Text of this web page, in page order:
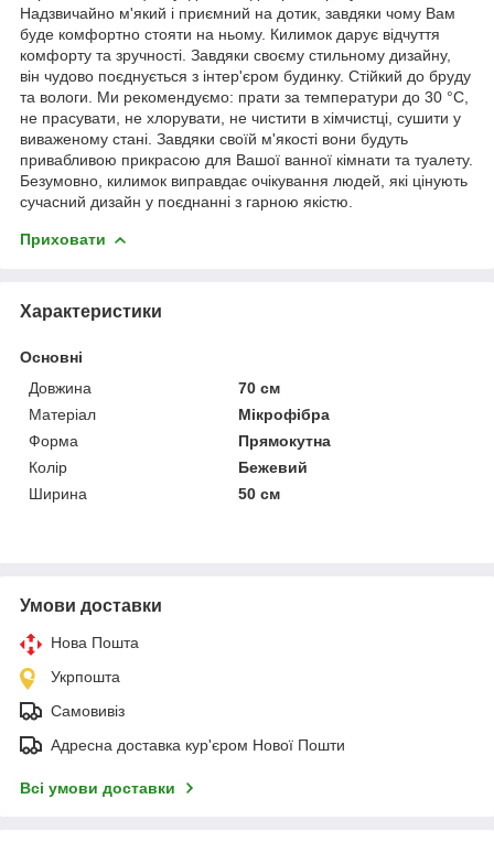
Надзвичайно м'який і приємний на дотик, завдяки чому Вам
буде комфортно стояти на ньому. Килимок дарує відчуття
комфорту та зручності. Завдяки своєму стильному дизайну,
він чудово поєднується з інтер'єром будинку. Стійкий до бруду
та вологи. Ми рекомендуємо: прати за температури до 30 °C,
не прасувати, не хлорувати, не чистити в хімчистці, сушити у
виваженому стані. Завдяки своїй м'якості вони будуть
привабливою прикрасою для Вашої ванної кімнати та туалету.
Безумовно, килимок виправдає очікування людей, які цінують
сучасний дизайн у поєднанні з гарною якістю.
Приховати
Характеристики
Основні
Довжина
70 см
Матеріал
Мікрофібра
Форма
Прямокутна
Колір
Бежевий
Ширина
50 см
Умови доставки
Нова Пошта
Укрпошта
Самовивіз
Адресна доставка кур'єром Нової Пошти
Всі умови доставки